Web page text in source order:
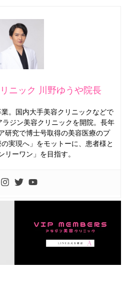
ニック 川野ゆうや院長
。国内大手美容クリニックなどで
ジン美容クリニックを開院。長年
研究で博士号取得の美容医療のプ
実現へ」をモットーに、患者様と
リーワン」を目指す。